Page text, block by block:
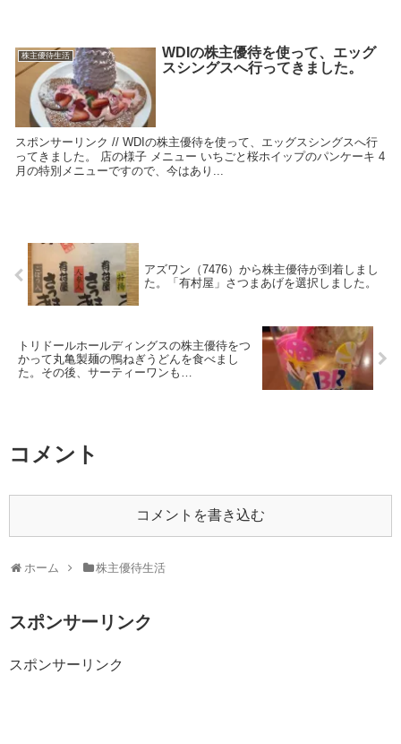
株主優待生活
WDIの株主優待を使って、エッグ
スシングスへ行ってきました。
スポンサーリンク // WDIの株主優待を使って、エッグスシングスへ行
ってきました。 店の様子 メニュー いちごと桜ホイップのパンケーキ 4
月の特別メニューですので、今はあり...
アズワン（7476）から株主優待が到着しまし
た。「有村屋」さつまあげを選択しました。
トリドールホールディングスの株主優待をつ
かって丸亀製麺の鴨ねぎうどんを食べまし
た。その後、サーティーワンも…
コメント
コメントを書き込む
ホーム 株主優待生活
スポンサーリンク
スポンサーリンク